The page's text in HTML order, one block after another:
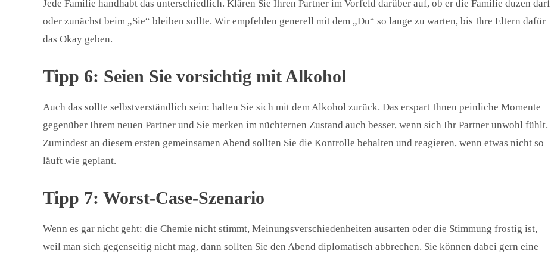
Jede Familie handhabt das unterschiedlich. Klären Sie Ihren Partner im Vorfeld darüber auf, ob er die Familie duzen darf
oder zunächst beim „Sie“ bleiben sollte. Wir empfehlen generell mit dem „Du“ so lange zu warten, bis Ihre Eltern dafür
das Okay geben.
Tipp 6: Seien Sie vorsichtig mit Alkohol
Auch das sollte selbstverständlich sein: halten Sie sich mit dem Alkohol zurück. Das erspart Ihnen peinliche Momente
gegenüber Ihrem neuen Partner und Sie merken im nüchternen Zustand auch besser, wenn sich Ihr Partner unwohl fühlt.
Zumindest an diesem ersten gemeinsamen Abend sollten Sie die Kontrolle behalten und reagieren, wenn etwas nicht so
läuft wie geplant.
Tipp 7: Worst-Case-Szenario
Wenn es gar nicht geht: die Chemie nicht stimmt, Meinungsverschiedenheiten ausarten oder die Stimmung frostig ist,
weil man sich gegenseitig nicht mag, dann sollten Sie den Abend diplomatisch abbrechen. Sie können dabei gern eine